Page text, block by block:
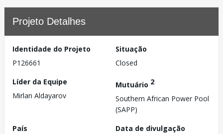
Projeto Detalhes
Identidade do Projeto
P126661
Situação
Closed
Líder da Equipe
Mirlan Aldayarov
Mutuário 2
Southern African Power Pool
(SAPP)
País
Data de divulgação